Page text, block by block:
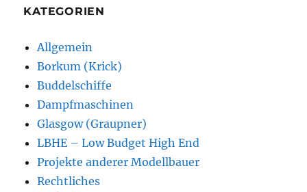
KATEGORIEN
Allgemein
Borkum (Krick)
Buddelschiffe
Dampfmaschinen
Glasgow (Graupner)
LBHE – Low Budget High End
Projekte anderer Modellbauer
Rechtliches